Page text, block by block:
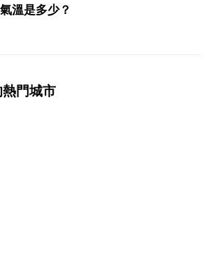
溫是多少？
門城市